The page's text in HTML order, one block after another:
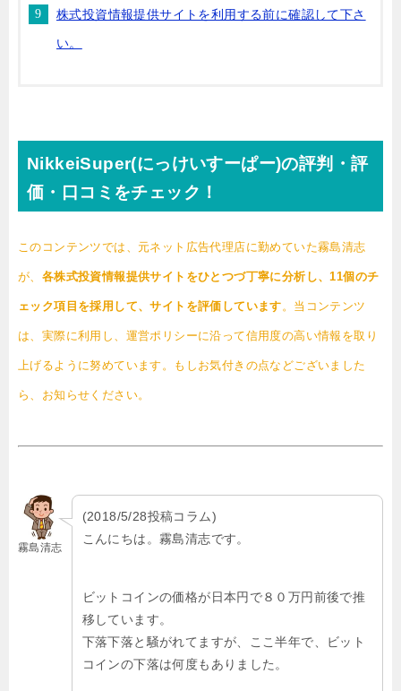
株式投資情報提供サイトを利用する前に確認して下さ
い。
NikkeiSuper(にっけいすーぱー)の評判・評
価・口コミをチェック！
このコンテンツでは、元ネット広告代理店に勤めていた霧島清志
が、 各株式投資情報提供サイトをひとつづ丁寧に分析し、11個のチ
ェック項目を採用して、サイトを評価しています。当コンテンツ
は、実際に利用し、運営ポリシーに沿って信用度の高い情報を取り
上げるように努めています。もしお気付きの点などございました
ら、お知らせください。
霧島清志
(2018/5/28投稿コラム)
こんにちは。霧島清志です。
ビットコインの価格が日本円で８０万円前後で推
移しています。
下落下落と騒がれてますが、ここ半年で、ビット
コインの下落は何度もありました。